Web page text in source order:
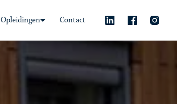
Opleidingen Contact